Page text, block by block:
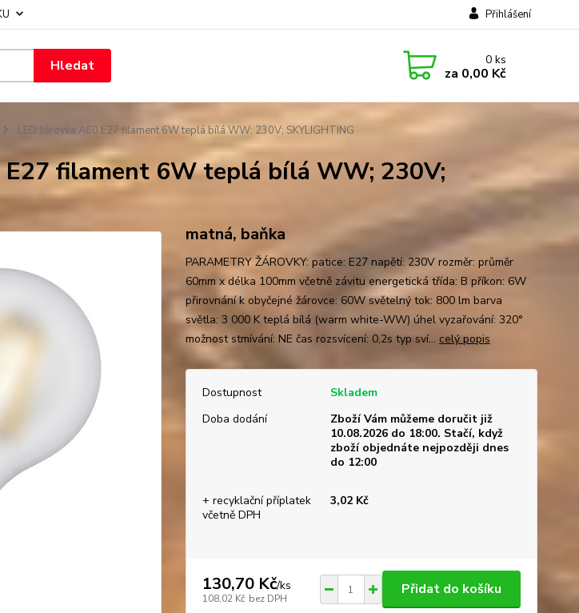
Přihlášení
Hledat 0ks
za 0,00 Kč
LED žárovka A60 E27 filament 6W teplá bílá WW; 230V; SKYLIGHTING
E27 filament 6W teplá bílá WW; 230V;
matná, baňka
PARAMETRY ŽÁROVKY: patice: E27 napětí: 230V rozměr: průměr
60mm x délka 100mm včetně závitu energetická třída: B příkon: 6W
přirovnání k obyčejné žárovce: 60W světelný tok: 800 lm barva
světla: 3 000 K teplá bílá (warm white-WW) úhel vyzařování: 320°
možnost stmívání: NE čas rozsvícení: 0,2s typ sví... celý popis
Dostupnost
Skladem
Doba dodání
Zboží Vám můžeme doručit již
10.08.2026 do 18:00. Stačí, když
zboží objednáte nejpozději dnes
do 12:00
+ recyklační příplatek
včetně DPH
3,02 Kč
130,70 Kč/ks
108,02 Kč bez DPH
Přidat do košíku